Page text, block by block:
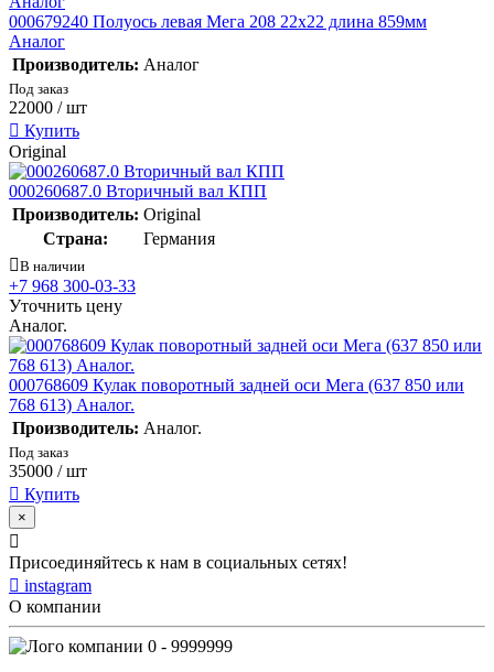
000679240 Полуось левая Мега 208 22х22 длина 859мм
Аналог
Производитель: Аналог
Под заказ
22000 / шт
Купить
Original
000260687.0 Вторичный вал КПП
Производитель: Original
Страна:
Германия
В наличии
+7 968 300-03-33
Уточнить цену
Аналог.
000768609 Кулак поворотный задней оси Мега (637 850 или
768 613) Аналог.
Производитель: Аналог.
Под заказ
35000 / шт
Купить
×
Присоединяйтесь к нам в социальных сетях!
instagram
О компании
0 - 9999999